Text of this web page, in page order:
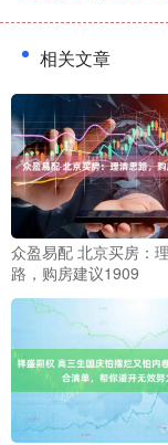
相关文章
众盈易配 北京买房：
路，购房建议1909